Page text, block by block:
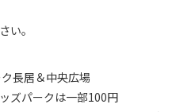
い。
長居＆中央広場
ズパークは一部100円